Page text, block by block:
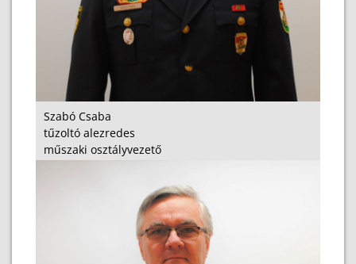
Szabó Csaba
tűzoltó alezredes
műszaki osztályvezető